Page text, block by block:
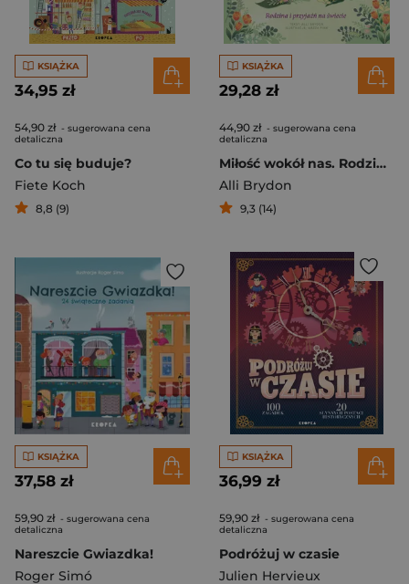
KSIĄŻKA
34,95 zł
54,90 zł - sugerowana cena
detaliczna
Co tu się buduje?
Fiete Koch
8,8 (9)
KSIĄŻKA
29,28 zł
44,90 zł - sugerowana cena
detaliczna
Miłość wokół nas. Rodzina i przyjaźń na świecie
Alli Brydon
9,3 (14)
KSIĄŻKA
37,58 zł
59,90 zł - sugerowana cena
detaliczna
Nareszcie Gwiazdka!
Roger Simó
KSIĄŻKA
36,99 zł
59,90 zł - sugerowana cena
detaliczna
Podróżuj w czasie
Julien Hervieux